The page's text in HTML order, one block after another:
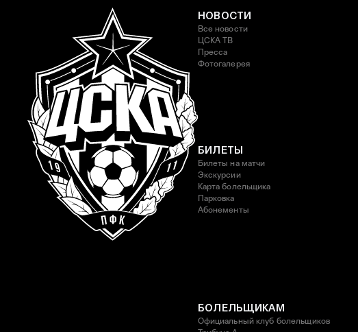
НОВОСТИ
Все новости
ЦСКА ТВ
Пресса
Фотогалерея
БИЛЕТЫ
Билеты на матчи
Экскурсии
Карта болельщика
Парковка
Абонементы
БОЛЕЛЬЩИКАМ
Официальный клуб болельщиков